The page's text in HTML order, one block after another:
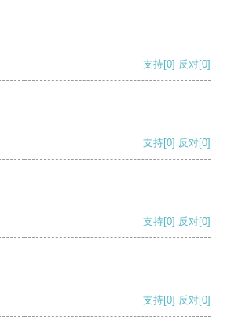
支持[0] 反对[0]
支持[0] 反对[0]
支持[0] 反对[0]
支持[0] 反对[0]